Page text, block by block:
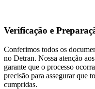
Verificação e
Conferimos todos os
no Detran. Nossa atenção
garante que o processo
precisão para assegurar que
cumpridas.